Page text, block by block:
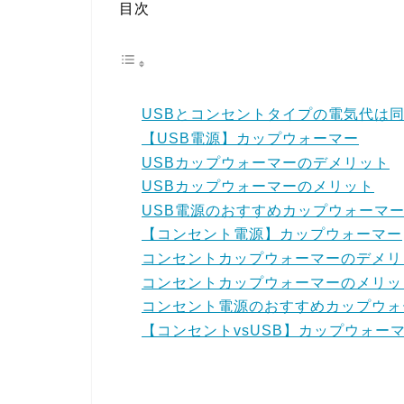
目次
USBとコンセントタイプの電気代は
【USB電源】カップウォーマー
USBカップウォーマーのデメリット
USBカップウォーマーのメリット
USB電源のおすすめカップウォーマー
【コンセント電源】カップウォーマー
コンセントカップウォーマーのデメリ
コンセントカップウォーマーのメリッ
コンセント電源のおすすめカップウ
【コンセントvsUSB】カップウォー